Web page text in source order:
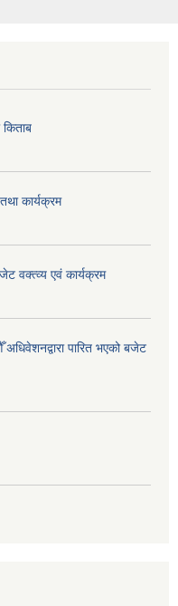
कार्यक्रम
वक्त्व्य एवं कार्यक्रम
पारित भएको बजेट